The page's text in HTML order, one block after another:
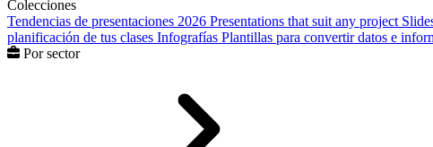
Colecciones
Tendencias de presentaciones 2026 Presentations that suit any project
planificación de tus clases Infografías Plantillas para convertir datos e
Por sector